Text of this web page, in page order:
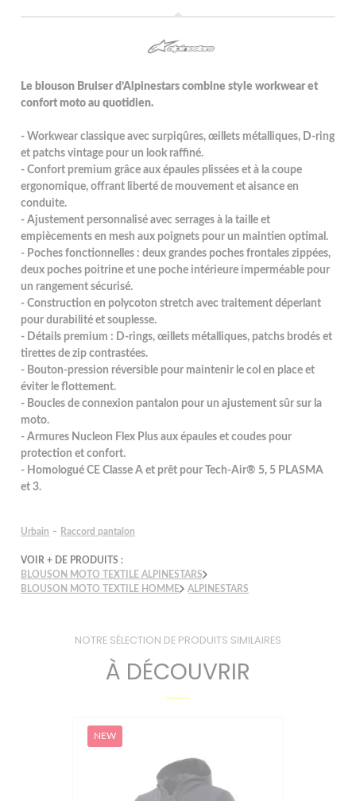
Le blouson Bruiser d’Alpinestars combine style workwear et
confort moto au quotidien.
- Workwear classique avec surpiqûres, œillets métalliques, D-ring
et patchs vintage pour un look raffiné.
- Confort premium grâce aux épaules plissées et à la coupe
ergonomique, offrant liberté de mouvement et aisance en
conduite.
- Ajustement personnalisé avec serrages à la taille et
empiècements en mesh aux poignets pour un maintien optimal.
- Poches fonctionnelles : deux grandes poches frontales zippées,
deux poches poitrine et une poche intérieure imperméable pour
un rangement sécurisé.
- Construction en polycoton stretch avec traitement déperlant
pour durabilité et souplesse.
- Détails premium : D-rings, œillets métalliques, patchs brodés et
tirettes de zip contrastées.
- Bouton-pression réversible pour maintenir le col en place et
éviter le flottement.
- Boucles de connexion pantalon pour un ajustement sûr sur la
moto.
- Armures Nucleon Flex Plus aux épaules et coudes pour
protection et confort.
- Homologué CE Classe A et prêt pour Tech-Air® 5, 5 PLASMA
et 3.
Urbain - Raccord pantalon
VOIR + DE PRODUITS :
BLOUSON MOTO TEXTILE ALPINESTARS
BLOUSON MOTO TEXTILE HOMME
ALPINESTARS
NOTRE SÉLECTION DE PRODUITS SIMILAIRES
À DÉCOUVRIR